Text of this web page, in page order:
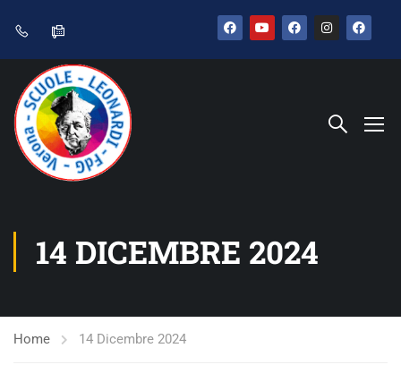
14 DICEMBRE 2024
Home 14 Dicembre 2024